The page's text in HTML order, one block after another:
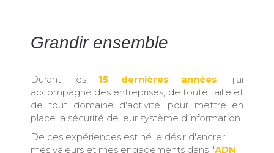
Grandir ensemble
Durant les 15 dernières années, j'ai
accompagné des entreprises, de toute taille et
de tout domaine d'activité, pour mettre en
place la sécurité de leur système d'information.
De ces expériences est né le désir d'ancrer
mes valeurs et mes engagements dans l'ADN